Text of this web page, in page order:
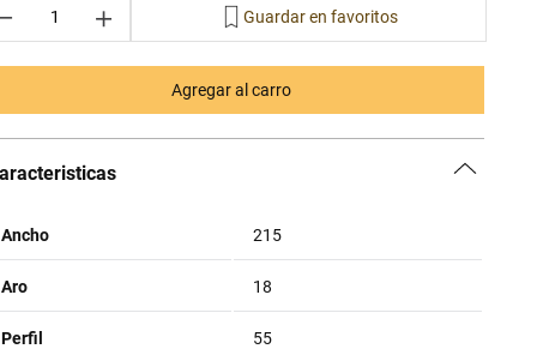
＋
Agregar al carro
Ancho 215
Aro 18
Perfil 55